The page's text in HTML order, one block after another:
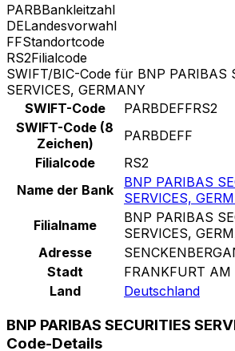
PARBBankleitzahl
DELandesvorwahl
FFStandortcode
RS2Filialcode
SWIFT/BIC-Code für BNP PARIBAS
SERVICES, GERMANY
SWIFT-Code
PARBDEFFRS2
SWIFT-Code (8
Zeichen)
PARBDEFF
Filialcode
RS2
Name der Bank
BNP PARIBAS
SERVICES,
Filialname
BNP PARIBAS
SERVICES,
Adresse
Stadt
FRANKFURT
Land
Deutschland
BNP PARIBAS SECURITIES
Code-Details